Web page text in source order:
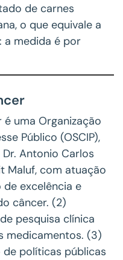
de carnes
o que equivale a
a medida é por
uma Organização
Público (OSCIP),
Antonio Carlos
Maluf, com atuação
de excelência e
câncer. (2)
pesquisa clínica
medicamentos. (3)
políticas públicas